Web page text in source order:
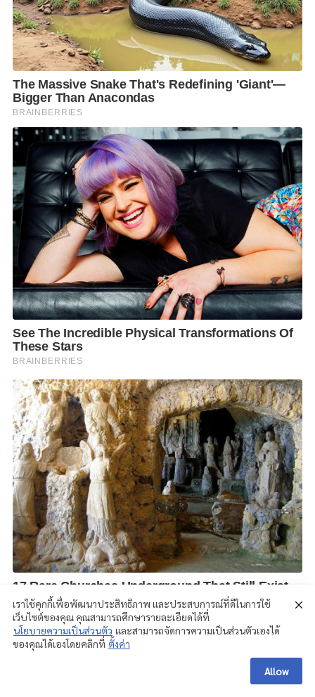
เราใช้คุกกี้เพื่อพัฒนาประสิทธิภาพ และประสบการณ์ที่ดีในการใช้
เว็บไซต์ของคุณ คุณสามารถศึกษารายละเอียดได้ที่
นโยบายความเป็นส่วนตัว และสามารถจัดการความเป็นส่วนตัวเองได้
ของคุณได้เองโดยคลิกที่ ตั้งค่า
Allow